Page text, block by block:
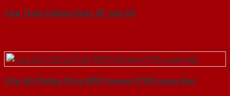
Cửa Thép Chống Cháy 2P van Gỗ
Cửa Gỗ Chống Cháy MDF Veneer P1R5 xoan dao